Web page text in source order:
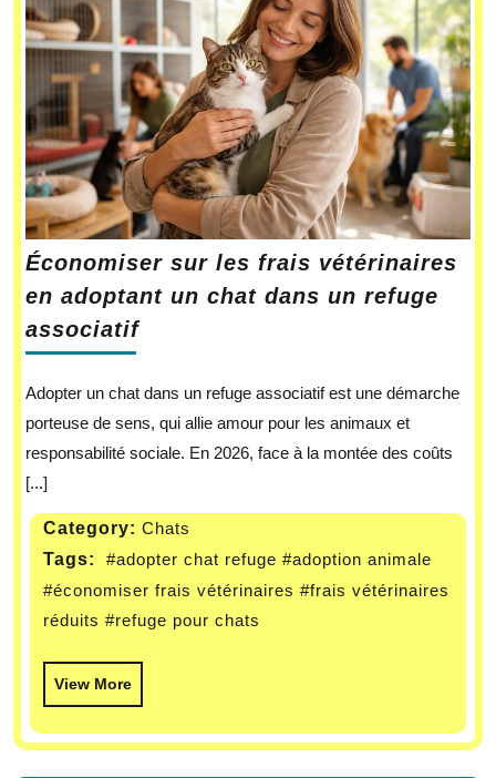
Économiser sur les frais vétérinaires
en adoptant un chat dans un refuge
associatif
Adopter un chat dans un refuge associatif est une démarche
porteuse de sens, qui allie amour pour les animaux et
responsabilité sociale. En 2026, face à la montée des coûts
[...]
Category: Chats
Tags:
#adopter chat refuge #adoption animale
#économiser frais vétérinaires #frais vétérinaires
réduits #refuge pour chats
View More